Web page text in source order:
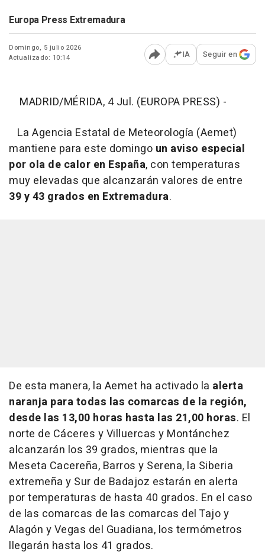
Europa Press Extremadura
Domingo, 5 julio 2026
Actualizado: 10:14
Abrir opciones para
IA Seguir en
MADRID/MÉRIDA, 4 Jul. (EUROPA PRESS) -
La Agencia Estatal de Meteorología (Aemet)
mantiene para este domingo un aviso especial
por ola de calor en España, con temperaturas
muy elevadas que alcanzarán valores de entre
39 y 43 grados en Extremadura.
De esta manera, la Aemet ha activado la alerta
naranja para todas las comarcas de la región,
desde las 13,00 horas hasta las 21,00 horas. El
norte de Cáceres y Villuercas y Montánchez
alcanzarán los 39 grados, mientras que la
Meseta Cacereña, Barros y Serena, la Siberia
extremeña y Sur de Badajoz estarán en alerta
por temperaturas de hasta 40 grados. En el caso
de las comarcas de las comarcas del Tajo y
Alagón y Vegas del Guadiana, los termómetros
llegarán hasta los 41 grados.